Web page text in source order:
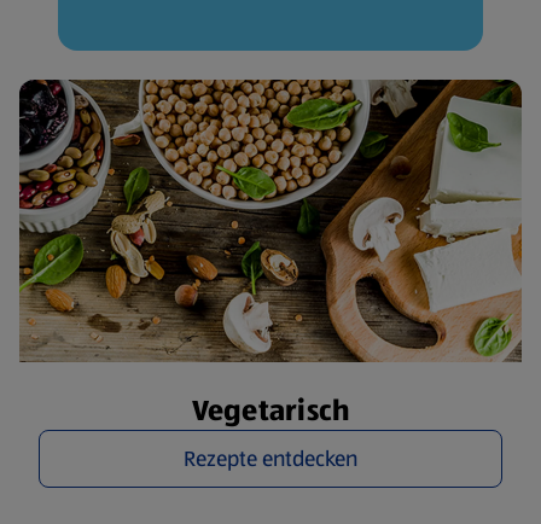
Vegetarisch
Rezepte entdecken